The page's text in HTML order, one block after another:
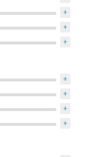
+
+
+
+
+
+
+